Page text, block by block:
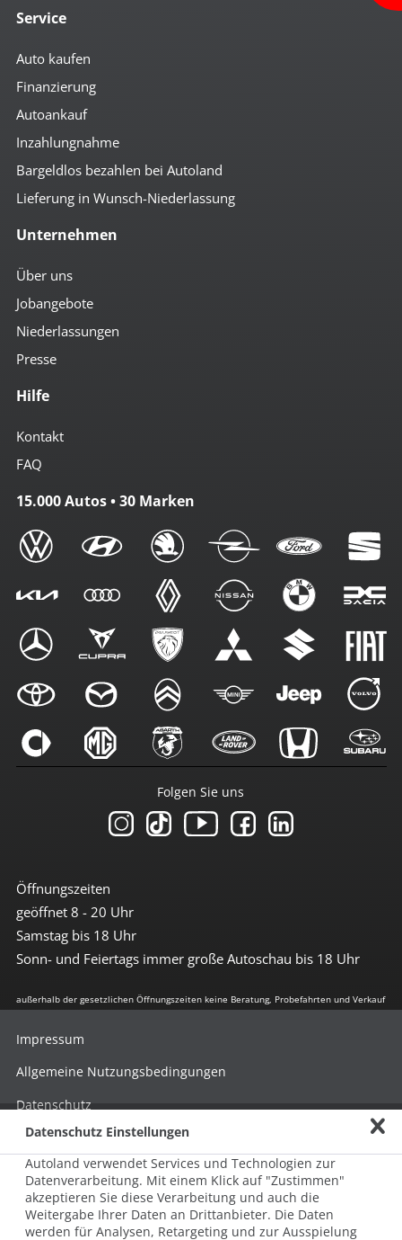
Service
Auto kaufen
Finanzierung
Autoankauf
Inzahlungnahme
Bargeldlos bezahlen bei Autoland
Lieferung in Wunsch-Niederlassung
Unternehmen
Über uns
Jobangebote
Niederlassungen
Presse
Hilfe
Kontakt
FAQ
15.000 Autos • 30 Marken
Öffnungszeiten
geöffnet 8 - 20 Uhr
Samstag bis 18 Uhr
Sonn- und Feiertags immer große Autoschau bis 18 Uhr
Folgen Sie uns
außerhalb der gesetzlichen Öffnungszeiten keine Beratung, Probefahrten und Verkauf
© 2026 AUTOLAND 24 SE & Co. Betriebs KG
Impressum
Allgemeine Nutzungsbedingungen
Datenschutz
Hinweisgebersystem nach HinSchG
Beschwerde nach LkSG
Grundsatzerklärung zum LkSG
Datenschutz Einstellungen
Autoland verwendet Services und Technologien zur
Datenverarbeitung. Mit einem Klick auf "Zustimmen"
akzeptieren Sie diese Verarbeitung und auch die
Weitergabe Ihrer Daten an Drittanbieter. Die Daten
werden für Analysen, Retargeting und zur Ausspielung